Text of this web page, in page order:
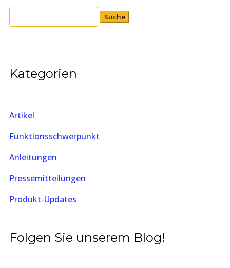
Suchen
nach:
Kategorien
Artikel
Funktionsschwerpunkt
Anleitungen
Pressemitteilungen
Produkt-Updates
Folgen Sie unserem Blog!